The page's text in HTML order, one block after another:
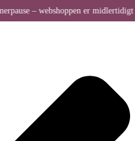
– webshoppen er midlertidigt